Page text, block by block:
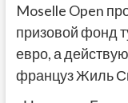
Moselle Open
призовой фонд
евро, а
француз Жиль